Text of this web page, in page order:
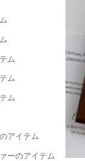
ム
ム
ム
アイテム
ーのアイテム